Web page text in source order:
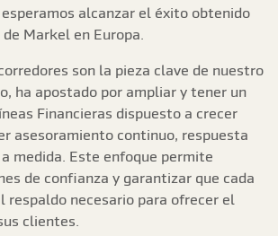
alcanzar el éxito obtenido
Markel en Europa.
son la pieza clave de nuestro
ha apostado por ampliar y tener un
Financieras dispuesto a crecer
asesoramiento continuo, respuesta
medida. Este enfoque permite
de confianza y garantizar que cada
respaldo necesario para ofrecer el
clientes.